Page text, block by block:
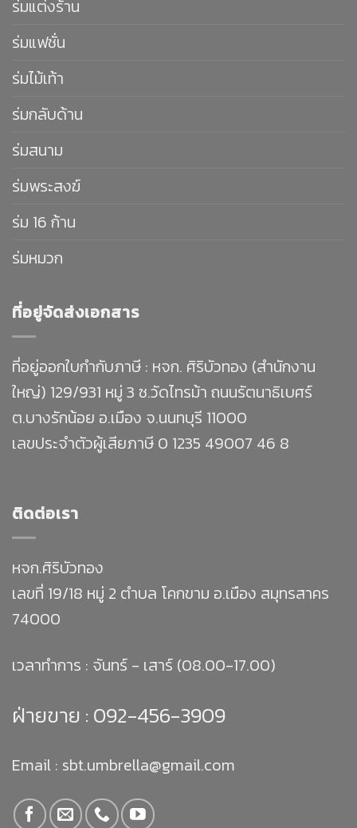
ร่มแต่งร้าน
ร่มแฟชั่น
ร่มไม้เท้า
ร่มกลับด้าน
ร่มสนาม
ร่มพระสงฆ์
ร่ม 16 ก้าน
ร่มหมวก
ที่อยู่จัดส่งเอกสาร
ที่อยู่ออกใบกำกับภาษี : หจก. ศิริบัวทอง (สำนักงาน
ใหญ่) 129/931 หมู่ 3 ซ.วัดไทรม้า ถนนรัตนาธิเบศร์
ต.บางรักน้อย อ.เมือง จ.นนทบุรี 11000
เลขประจำตัวผู้เสียภาษี 0 1235 49007 46 8
ติดต่อเรา
หจก.ศิริบัวทอง
เลขที่ 19/18 หมู่ 2 ตำบล โคกขาม อ.เมือง สมุทรสาคร
74000
เวลาทำการ : จันทร์ - เสาร์ (08.00-17.00)
ฝ่ายขาย : 092-456-3909
Email : sbt.umbrella@gmail.com